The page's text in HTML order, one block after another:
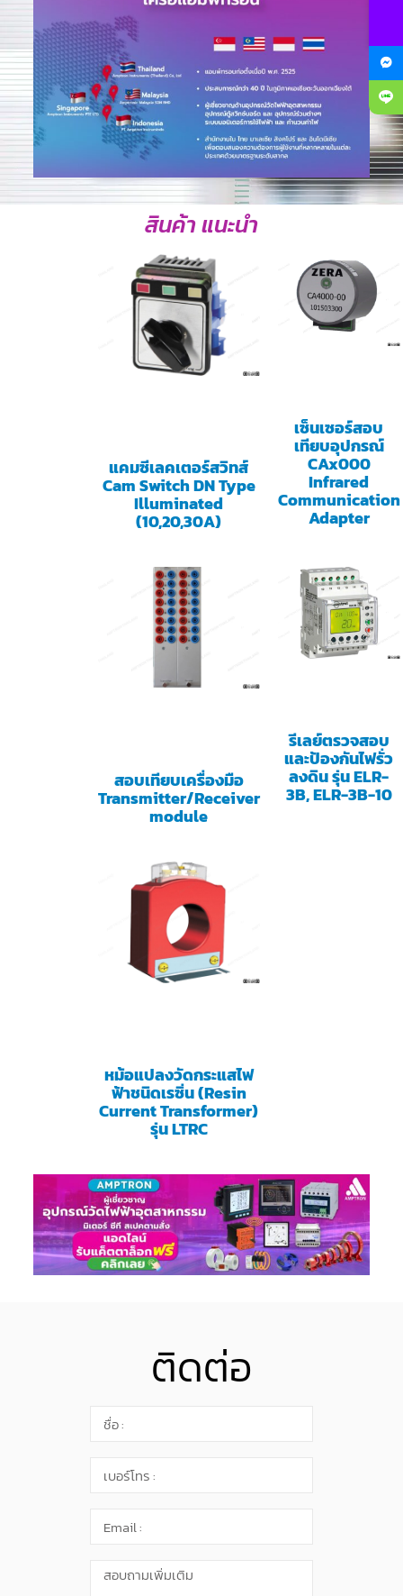
สินค้า แนะนำ
แคมซีเลคเตอร์สวิทส์
Cam Switch DN Type
Illuminated
(10,20,30A)
เซ็นเซอร์สอบ
เทียบอุปกรณ์
CAx000
Infrared
Communication
Adapter
สอบเทียบเครื่องมือ
Transmitter/Receiver
module
รีเลย์ตรวจสอบ
และป้องกันไฟรั่ว
ลงดิน รุ่น ELR-
3B, ELR-3B-10
หม้อแปลงวัดกระแสไฟ
ฟ้าชนิดเรซิ่น (Resin
Current Transformer)
รุ่น LTRC
ติดต่อ